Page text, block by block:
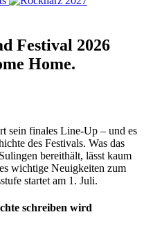
Festival 2026
Home.
sein finales Line-Up – und es
des Festivals. Was das
bereithält, lässt kaum
wichtige Neuigkeiten zum
startet am 1. Juli.
schreiben wird